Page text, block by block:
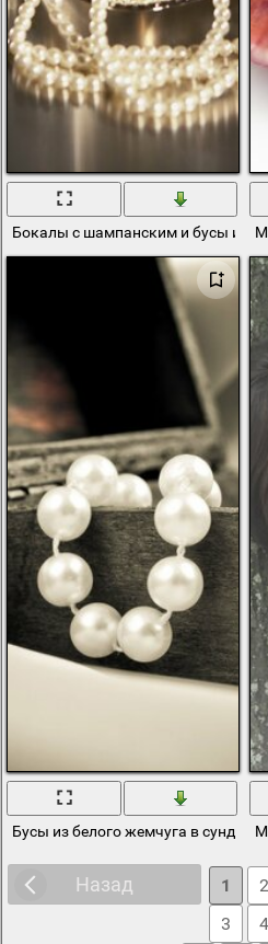
Бокалы с шампанским и бусы из
Бусы из белого жемчуга в сундучке
Назад 1
2
3
4